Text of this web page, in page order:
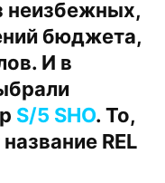
неизбежных,
бюджета,
И в
S/5 SHO. То,
REL